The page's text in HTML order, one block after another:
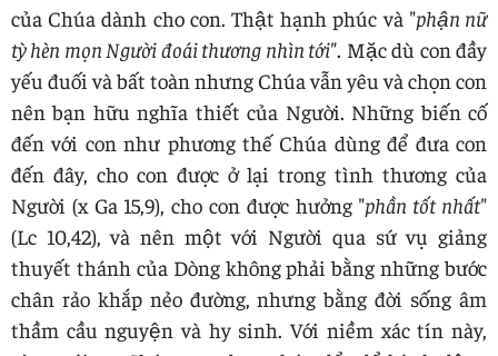
của Chúa dành cho con. Thật hạnh phúc và "phận nữ
tỳ hèn mọn Người đoái thương nhìn tới". Mặc dù con đầy
yếu đuối và bất toàn nhưng Chúa vẫn yêu và chọn con
nên bạn hữu nghĩa thiết của Người. Những biến cố
đến với con như phương thế Chúa dùng để đưa con
đến đây, cho con được ở lại trong tình thương của
Người (x Ga 15,9), cho con được hưởng "phần tốt nhất"
(Lc 10,42), và nên một với Người qua sứ vụ giảng
thuyết thánh của Dòng không phải bằng những bước
chân rảo khắp nẻo đường, nhưng bằng đời sống âm
thầm cầu nguyện và hy sinh. Với niềm xác tín này,